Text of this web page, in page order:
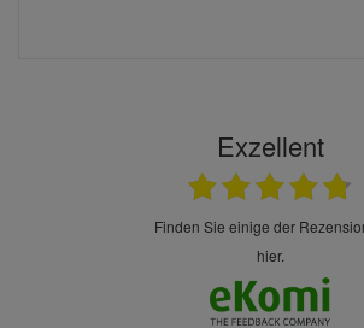
Exzellent
finden Sie einige der Rezensionen
hier.